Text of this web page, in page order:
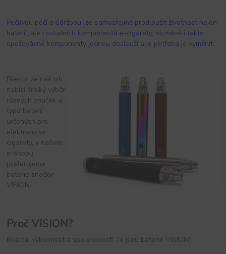
Pečlivou péčí a údržbou lze samozřejmě prodloužit životnost nejen
baterií, ale i ostatních komponentů e-cigarety, nicméně i takto
opečovávné komponenty jednou doslouží a je potřeba je vyměnit.
Přesto, že náš trh
nabízí široký výběr
různých značek a
typů baterií
určených pro
elektronické
cigarety, v našem
e-shopu
preferujeme
baterie značky
VISION.
Proč VISION?
Kvalita, výkonnost a spolehlivost! To jsou baterie VISION!